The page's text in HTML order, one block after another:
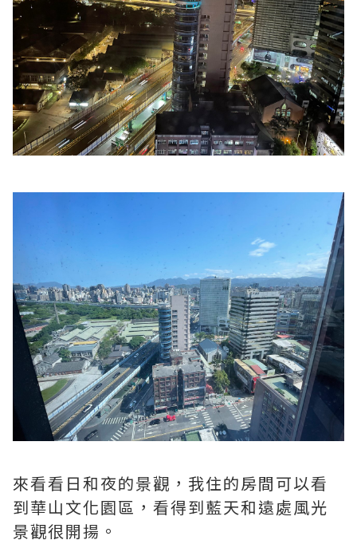
來看看日和夜的景觀，我住的房間可以看
到華山文化園區，看得到藍天和遠處風光
景觀很開揚。